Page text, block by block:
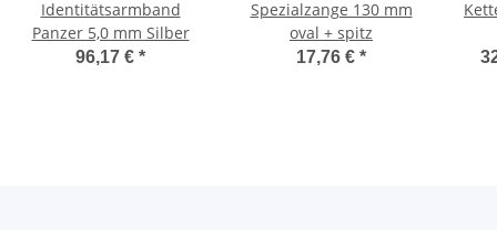
Identitätsarmband
Panzer 5,0 mm Silber
96,17 € *
Spezialzange 130 mm
oval + spitz
17,76 € *